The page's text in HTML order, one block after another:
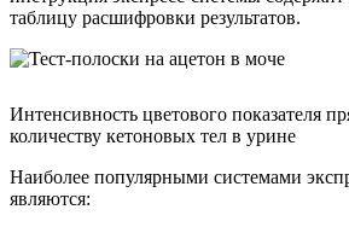
таблицу расшифровки результатов.
Интенсивность цветового показателя
количеству кетоновых тел в урине
Наиболее популярными системами
являются: